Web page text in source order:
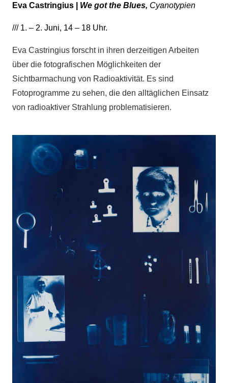
Eva Castringius | We got the Blues, Cyanotypien
/// 1. – 2. Juni, 14 – 18 Uhr.
Eva Castringius forscht in ihren derzeitigen Arbeiten
über die fotografischen Möglichkeiten der
Sichtbarmachung von Radioaktivität. Es sind
Fotoprogramme zu sehen, die den alltäglichen Einsatz
von radioaktiver Strahlung problematisieren.